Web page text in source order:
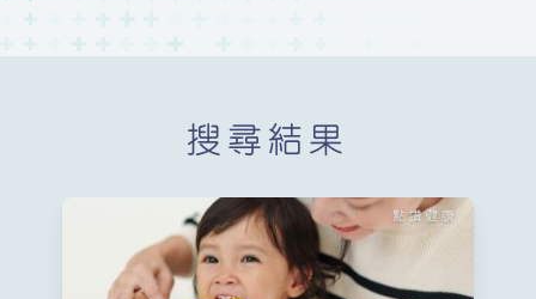
搜尋結果